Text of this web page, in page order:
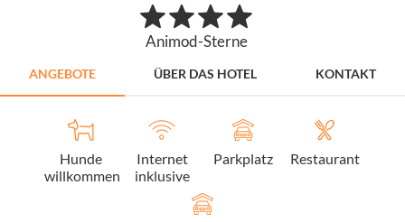
Animod-Sterne
ANGEBOTE ÜBER DAS HOTEL KONTAKT
Hunde
willkommen
Internet
inklusive
Parkplatz Restaurant